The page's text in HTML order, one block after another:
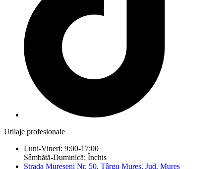
Utilaje profesionale
Luni-Vineri: 9:00-17:00
Sâmbătă-Duminică: Închis
Strada Mureșeni Nr. 50, Târgu Mureș, Jud. Mureș